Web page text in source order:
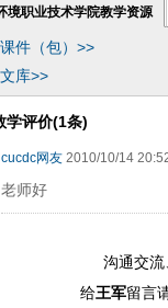
境职业技术学院教学资源
件（包）>>
库>>
学评价(1条)
cucdc网友 2010/10/14
老师好
沟通交流
给王军留言